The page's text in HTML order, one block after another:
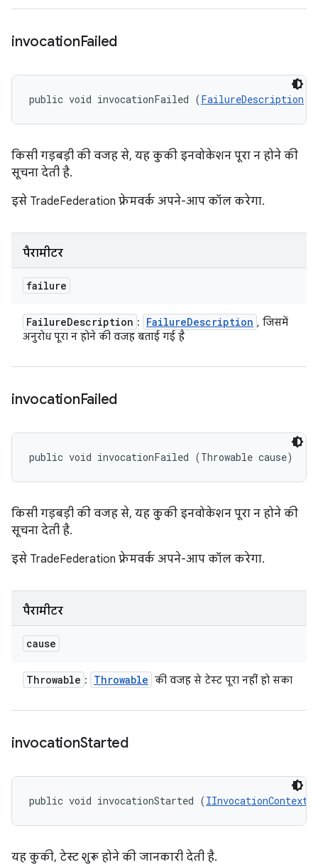
invocationFailed
public void invocationFailed (FailureDescription
किसी गड़बड़ी की वजह से, यह कुकी इनवोकेशन पूरा न होने की
सूचना देती है.
इसे TradeFederation फ़्रेमवर्क अपने-आप कॉल करेगा.
पैरामीटर
failure
FailureDescription : FailureDescription , जिसमें
अनुरोध पूरा न होने की वजह बताई गई है
invocationFailed
public void invocationFailed (Throwable cause)
किसी गड़बड़ी की वजह से, यह कुकी इनवोकेशन पूरा न होने की
सूचना देती है.
इसे TradeFederation फ़्रेमवर्क अपने-आप कॉल करेगा.
पैरामीटर
cause
Throwable : Throwable की वजह से टेस्ट पूरा नहीं हो सका
invocationStarted
public void invocationStarted (IInvocationContext
यह कुकी, टेस्ट शुरू होने की जानकारी देती है.